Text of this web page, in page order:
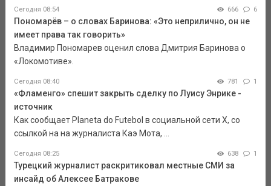
Сегодня 08:54 666 6
Пономарёв – о словах Баринова: «Это неприлично, он не
имеет права так говорить»
Владимир Пономарев оценил слова Дмитрия Баринова о
«Локомотиве».
Сегодня 08:40 781 1
«Фламенго» спешит закрыть сделку по Луису Энрике -
источник
Как сообщает Planeta do Futebol в социальной сети Х, со
ссылкой на на журналиста Каэ Мота, ...
Сегодня 08:25 638 1
Турецкий журналист раскритиковал местные СМИ за
инсайд об Алексее Батракове